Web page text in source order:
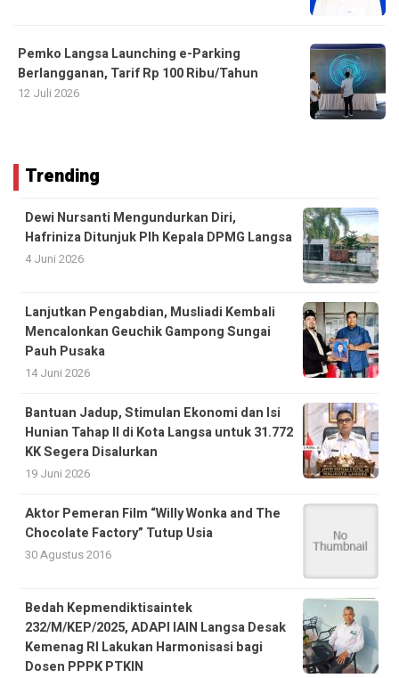
Pemko Langsa Launching e-Parking
Berlangganan, Tarif Rp 100 Ribu/Tahun
12 Juli 2026
Trending
Dewi Nursanti Mengundurkan Diri,
Hafriniza Ditunjuk Plh Kepala DPMG Langsa
4 Juni 2026
Lanjutkan Pengabdian, Musliadi Kembali
Mencalonkan Geuchik Gampong Sungai
Pauh Pusaka
14 Juni 2026
Bantuan Jadup, Stimulan Ekonomi dan Isi
Hunian Tahap II di Kota Langsa untuk 31.772
KK Segera Disalurkan
19 Juni 2026
Aktor Pemeran Film “Willy Wonka and The
Chocolate Factory” Tutup Usia
30 Agustus 2016
Bedah Kepmendiktisaintek
232/M/KEP/2025, ADAPI IAIN Langsa Desak
Kemenag RI Lakukan Harmonisasi bagi
Dosen PPPK PTKIN